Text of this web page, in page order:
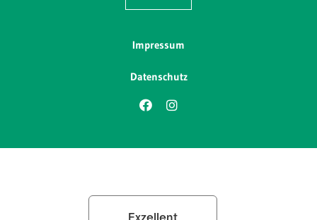
Impressum
Datenschutz